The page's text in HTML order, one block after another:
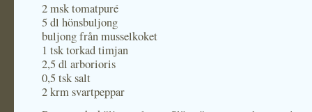
2 msk tomatpuré
5 dl hönsbuljong
buljong från musselkoket
1 tsk torkad timjan
2,5 dl arborioris
0,5 tsk salt
2 krm svartpeppar